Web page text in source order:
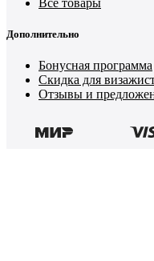
Дополнительно
Бонусная программа
Скидка для
Отзывы и